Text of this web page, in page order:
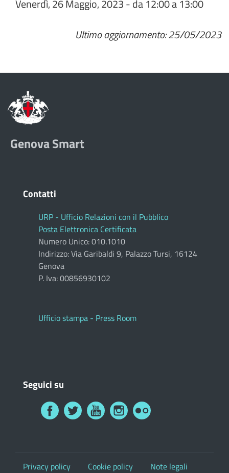
Venerdì, 26 Maggio, 2023 -da12:00a13:00
Ultimo aggiornamento: 25/05/2023
Genova Smart
Contatti
URP - Ufficio Relazioni con il Pubblico
Posta Elettronica Certificata
Numero Unico: 010.1010
Indirizzo: Via Garibaldi 9, Palazzo Tursi, 16124
Genova
P. Iva: 00856930102
Ufficio stampa - Press Room
Seguici su
Privacy policy Cookie policy Note legali